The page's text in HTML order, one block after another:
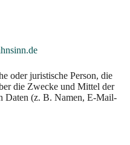
oder juristische Person, die
die Zwecke und Mittel der
Daten (z. B. Namen, E-Mail-